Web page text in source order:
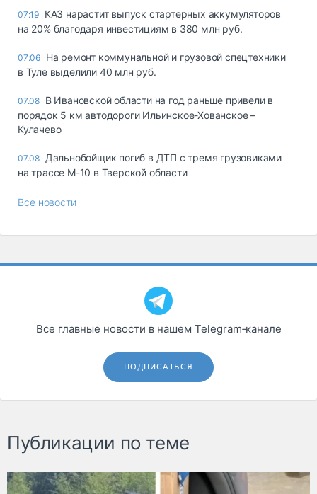
07:19 КАЗ нарастит выпуск стартерных аккумуляторов
на 20% благодаря инвестициям в 380 млн руб.
07:06 На ремонт коммунальной и грузовой спецтехники
в Туле выделили 40 млн руб.
07.08 В Ивановской области на год раньше привели в
порядок 5 км автодороги Ильинское-Хованское –
Кулачево
07.08 Дальнобойщик погиб в ДТП с тремя грузовиками
на трассе М-10 в Тверской области
Все новости
Все главные новости в нашем Telegram‑канале
ПОДПИСАТЬСЯ
Публикации по теме